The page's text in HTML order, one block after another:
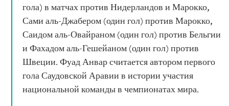
гола) в матчах против Нидерландов и Марокко,
Сами аль-Джабером (один гол) против Марокко,
Саидом аль-Овайраном (один гол) против Бельгии
и Фахадом аль-Гешейаном (один гол) против
Швеции. Фуад Анвар считается автором первого
гола Саудовской Аравии в истории участия
национальной команды в чемпионатах мира.